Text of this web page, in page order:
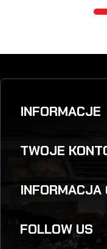
INFORMACJE
TWOJE
INFORMACJA
FOLLOW US